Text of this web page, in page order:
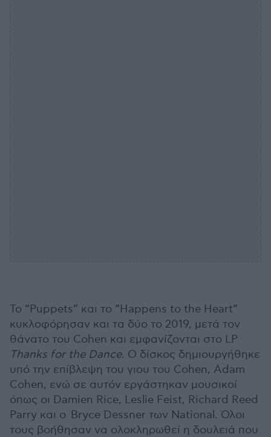
Το “Puppets” και το “Happens to the Heart”
κυκλοφόρησαν και τα δύο το 2019, μετά τον
θάνατο του Cohen και εμφανίζονται στο LP
Thanks for the Dance. Ο δίσκος δημιουργήθηκε
υπό την επίβλεψη του γιου του Cohen, Adam
Cohen, ενώ σε αυτόν εργάστηκαν μουσικοί
όπως οι Damien Rice, Leslie Feist, Richard Reed
Parry και ο Bryce Dessner των National. Όλοι
τους βοήθησαν να ολοκληρωθεί η δουλειά που